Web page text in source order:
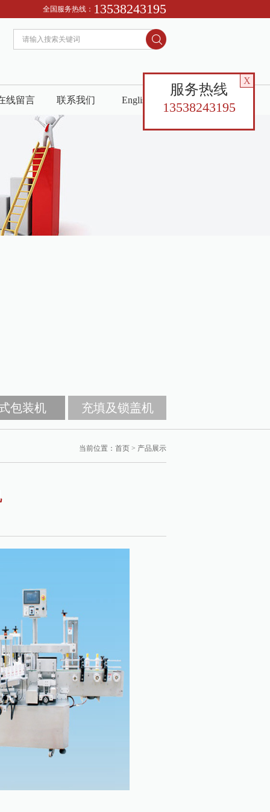
全国服务热线： 13538243195
线留言 联系我们 English
包装机 充填及锁盖机
当前位置： 首页 > 产品展示
X
服务热线
13538243195